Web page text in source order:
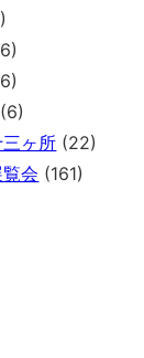
(6)
ヶ所 (22)
会 (161)